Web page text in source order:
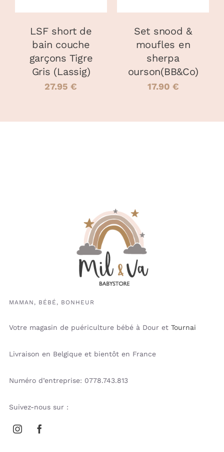
PEUVENT
ÊTRE
CHOISIES
SUR
LA
PAGE
DU
LSF short de
bain couche
garçons Tigre
Gris (Lassig)
27.95€
PEUVENT
ÊTRE
CHOISIES
SUR
LA
PAGE
DU
Set snood &
moufles en
sherpa
ourson(BB&Co)
17.90 €
MAMAN, BÉBÉ, BONHEUR
Votre magasin de puériculture bébé à Dour et Tournai
Livraison en Belgique et bientôt en France
Numéro d’entreprise: 0778.743.813
Suivez-nous sur :